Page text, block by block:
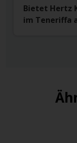
Bietet Hertz
im Teneriffa